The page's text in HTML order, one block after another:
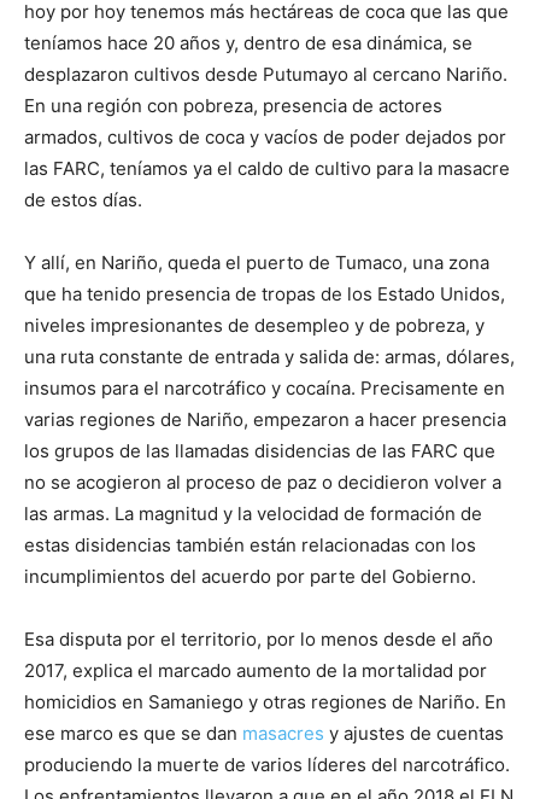
hoy por hoy tenemos más hectáreas de coca que las que
teníamos hace 20 años y, dentro de esa dinámica, se
desplazaron cultivos desde Putumayo al cercano Nariño.
En una región con pobreza, presencia de actores
armados, cultivos de coca y vacíos de poder dejados por
las FARC, teníamos ya el caldo de cultivo para la masacre
de estos días.
Y allí, en Nariño, queda el puerto de Tumaco, una zona
que ha tenido presencia de tropas de los Estado Unidos,
niveles impresionantes de desempleo y de pobreza, y
una ruta constante de entrada y salida de: armas, dólares,
insumos para el narcotráfico y cocaína. Precisamente en
varias regiones de Nariño, empezaron a hacer presencia
los grupos de las llamadas disidencias de las FARC que
no se acogieron al proceso de paz o decidieron volver a
las armas. La magnitud y la velocidad de formación de
estas disidencias también están relacionadas con los
incumplimientos del acuerdo por parte del Gobierno.
Esa disputa por el territorio, por lo menos desde el año
2017, explica el marcado aumento de la mortalidad por
homicidios en Samaniego y otras regiones de Nariño. En
ese marco es que se dan masacres y ajustes de cuentas
produciendo la muerte de varios líderes del narcotráfico.